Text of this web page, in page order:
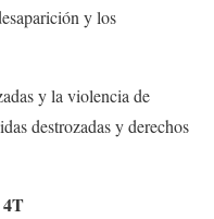
y los
y la violencia de
destrozadas y derechos
4T